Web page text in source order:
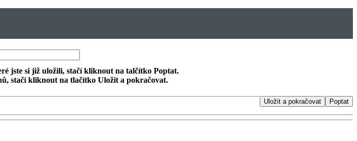
jste si již uložili, stačí kliknout na talčítko Poptat.
stačí kliknout na tlačítko Uložit a pokračovat.
Poptat
Uložit a pokračovat